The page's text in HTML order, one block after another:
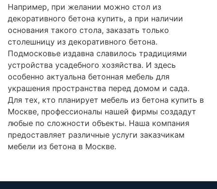
Например, при желании можно стол из
декоративного бетона купить, а при наличии
основания такого стола, заказать только
столешницу из декоративного бетона.
Подмосковье издавна славилось традициями
устройства усадебного хозяйства. И здесь
особенно актуальна бетонная мебель для
украшения пространства перед домом и сада.
Для тех, кто планирует мебель из бетона купить в
Москве, профессионалы нашей фирмы создадут
любые по сложности объекты. Наша компания
предоставляет различные услуги заказчикам
мебели из бетона в Москве.